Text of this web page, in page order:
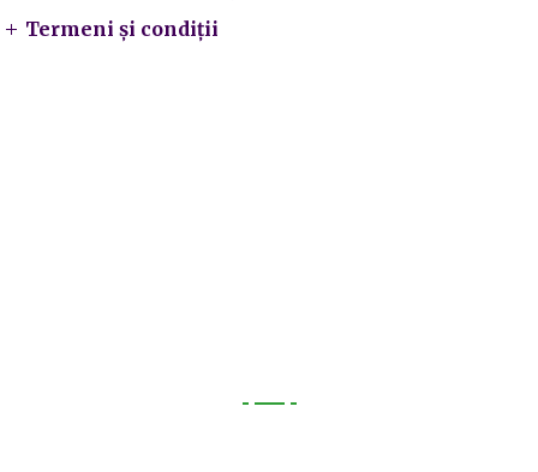
Termeni și condiții